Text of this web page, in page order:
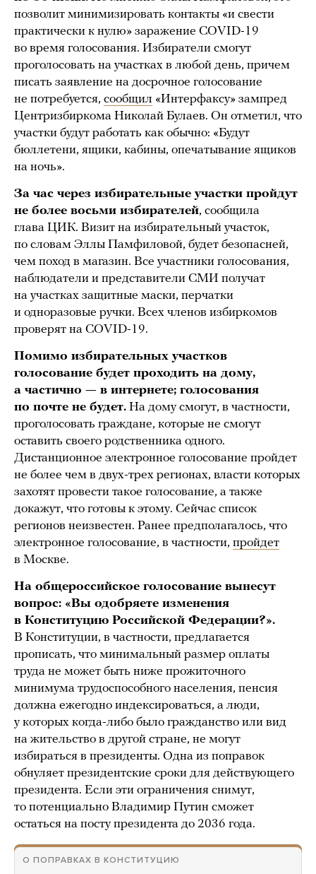
позволит минимизировать контакты «и свести
практически к нулю» заражение COVID-19
во время голосования. Избиратели смогут
проголосовать на участках в любой день, причем
писать заявление на досрочное голосование
не потребуется, сообщил «Интерфаксу» зампред
Центризбиркома Николай Булаев. Он отметил, что
участки будут работать как обычно: «Будут
бюллетени, ящики, кабины, опечатывание ящиков
на ночь».
За час через избирательные участки пройдут
не более восьми избирателей, сообщила
глава ЦИК. Визит на избирательный участок,
по словам Эллы Памфиловой, будет безопасней,
чем поход в магазин. Все участники голосования,
наблюдатели и представители СМИ получат
на участках защитные маски, перчатки
и одноразовые ручки. Всех членов избиркомов
проверят на COVID-19.
Помимо избирательных участков
голосование будет проходить на дому,
а частично — в интернете; голосования
по почте не будет. На дому смогут, в частности,
проголосовать граждане, которые не смогут
оставить своего родственника одного.
Дистанционное электронное голосование пройдет
не более чем в двух-трех регионах, власти которых
захотят провести такое голосование, а также
докажут, что готовы к этому. Сейчас список
регионов неизвестен. Ранее предполагалось, что
электронное голосование, в частности, пройдет
в Москве.
На общероссийское голосование вынесут
вопрос: «Вы одобряете изменения
в Конституцию Российской Федерации?».
В Конституции, в частности, предлагается
прописать, что минимальный размер оплаты
труда не может быть ниже прожиточного
минимума трудоспособного населения, пенсия
должна ежегодно индексироваться, а люди,
у которых когда-либо было гражданство или вид
на жительство в другой стране, не могут
избираться в президенты. Одна из поправок
обнуляет президентские сроки для действующего
президента. Если эти ограничения снимут,
то потенциально Владимир Путин сможет
остаться на посту президента до 2036 года.
О ПОПРАВКАХ В КОНСТИТУЦИЮ